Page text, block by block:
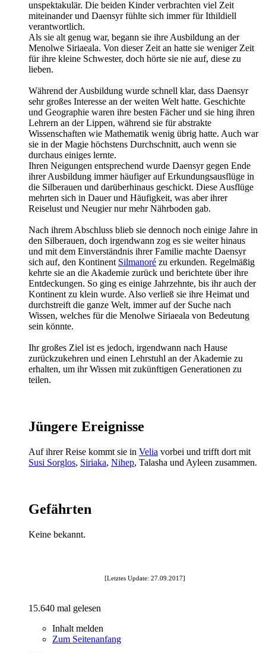
unspektakulär. Die beiden Kinder verbrachten viel Zeit
miteinander und Daensyr fühlte sich immer für Ithildiell
verantwortlich.
Als sie alt genug war, begann sie ihre Ausbildung an der
Menolwe Siriaeala. Von dieser Zeit an hatte sie weniger Zeit
für ihre kleine Schwester, doch hörte sie nie auf, diese zu
lieben.
Während der Ausbildung wurde schnell klar, dass Daensyr
sehr großes Interesse an der weiten Welt hatte. Geschichte
und Geographie waren ihre besten Fächer und sie hing ihren
Lehrern an der Lippen, während sie für abstrakte
Wissenschaften wie Mathematik wenig übrig hatte. Auch war
sie in der Magie höchstens Durchschnitt, auch wenn sie
durchaus einiges lernte.
Ihren Neigungen entsprechend wurde Daensyr gegen Ende
ihrer Ausbildung immer häufiger auf Erkundungsausflüge in
die Silberauen und darüberhinaus geschickt. Diese Ausflüge
mehrten sich in Dauer und Häufigkeit, was aber ihrer
Reiselust und Neugier nur mehr Nährboden gab.
Nach ihrem Abschluss blieb sie dennoch noch einige Jahre in
den Silberauen, doch irgendwann zog es sie weiter hinaus
und mit dem Einverständnis ihrer Familie machte Daensyr
sich auf, den Kontinent Silmanoré zu erkunden. Regelmäßig
kehrte sie an die Akademie zurück und berichtete über ihre
Entdeckungen. So ging es einige Jahrzehnte, bis ihr auch der
Kontinent zu klein wurde. Also verließ sie ihre Heimat und
durchstreift die ganze Welt, immer auf der Suche nach
Wissen, welches für die Menolwe Siriaeala von Bedeutung
sein könnte.
Ihr großes Ziel ist es jedoch, irgendwann nach Hause
zurückzukehren und einen Lehrstuhl an der Akademie zu
erhalten, um ihr Wissen mit zukünftigen Generationen zu
teilen.
Jüngere Ereignisse
Auf ihrer Reise kommt sie in Velia vorbei und trifft dort mit
Susi Sorglos, Siriaka, Nihep, Talasha und Ayleen zusammen.
Gefährten
Keine bekannt.
[Letztes Update: 27.09.2017]
15.640 mal gelesen
Inhalt melden
Zum Seitenanfang